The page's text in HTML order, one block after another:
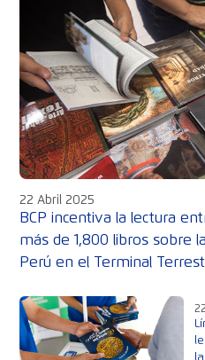
22 Abril 2025
BCP incentiva la lectura
más de 1,800 libros sobre
Perú en el Terminal